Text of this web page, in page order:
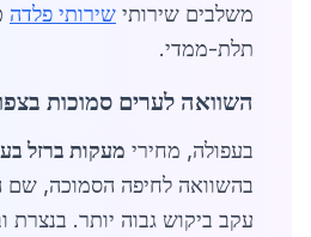
משלבים שירותי שירותי פלדה
תלת-ממדי.
השוואה לערים סמוכות
בעפולה, מחירי מעקות ברזל
עקב ביקוש גבוה יותר. בנצרת